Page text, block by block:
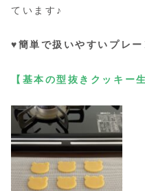
ています♪
♥簡単で扱いやすいプレー
【基本の型抜きクッキー